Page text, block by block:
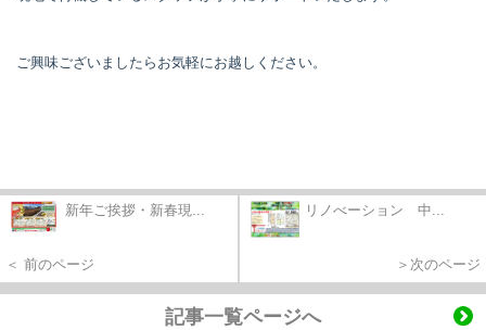
ご興味ございましたらお気軽にお越しください。
新年ご挨拶・新春現...
＜ 前のページ
リノべーション 中...
＞次のページ
記事一覧ページへ